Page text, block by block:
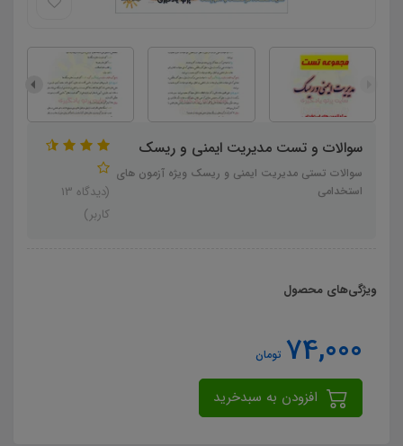
سوالات و تست مدیریت ایمنی و ریسک
سوالات تستی مدیریت ایمنی و ریسک ویژه آزمون های
استخدامی
(دیدگاه 13
کاربر)
ویژگی‌های محصول
74,000 تومان